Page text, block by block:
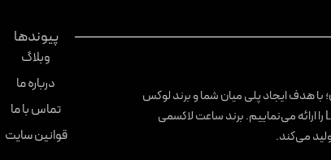
با هدف ایجاد پلی میان شما و برند لوکس
و اصیل مورد علاقه‌تان، محصولات خاص برند Laxmi را ارائه می‌نماییم. برند ساعت لاکسمی
می‌کند.
پیوندها
وبلاگ
درباره ما
تماس با ما
قوانین سایت